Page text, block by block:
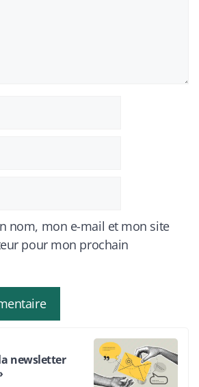
nom, mon e-mail et mon site
pour mon prochain
newsletter